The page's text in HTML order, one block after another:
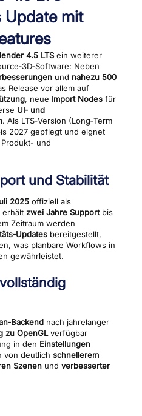
Update mit
4.5 LTS ein weiterer
Neben
und nahezu 500
Release vor allem auf
, neue Import Nodes für
UI‑ und
. Als LTS‑Version (Long‑Term
2027 gepflegt und eignet
und
und Stabilität
2025 offiziell als
erhält zwei Jahre Supportbis
Zeitraum werden
bereitgestellt,
was planbare Workflows in
gewährleistet.
nach jahrelanger
zu OpenGLverfügbar
in den Einstellungen
von deutlichschnellerem
Szenen undverbesserter